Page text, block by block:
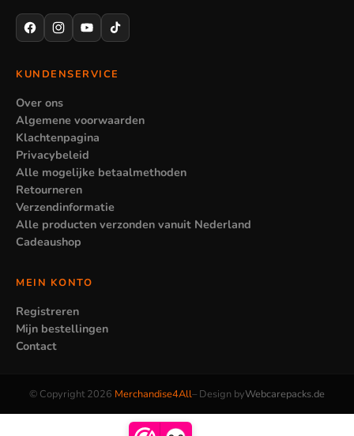
KUNDENSERVICE
Over ons
Algemene voorwaarden
Klachtenpagina
Privacybeleid
Alle mogelijke betaalmethoden
Retourneren
Verzendinformatie
Alle producten verzonden vanuit Nederland
Cadeaushop
MEIN KONTO
Registreren
Mijn bestellingen
Contact
© Copyright 2026 Merchandise4All– Design byWebcarepacks.de